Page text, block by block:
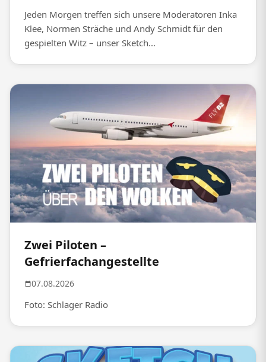
Jeden Morgen treffen sich unsere Moderatoren Inka
Klee, Normen Sträche und Andy Schmidt für den
gespielten Witz – unser Sketch...
Zwei Piloten –
Gefrierfachangestellte
07.08.2026
Foto: Schlager Radio